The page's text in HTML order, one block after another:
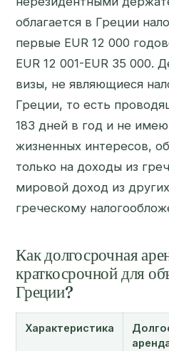
облагается в Греции
первые EUR 12 000
EUR 12 001-EUR 35 000.
визы, не являющиеся
Греции, то есть
183 дней в год и не
жизненных интересов,
только на доходы из
мировой доход из
греческому
Как долгосрочная
краткосрочной для
Греции?
Характеристика